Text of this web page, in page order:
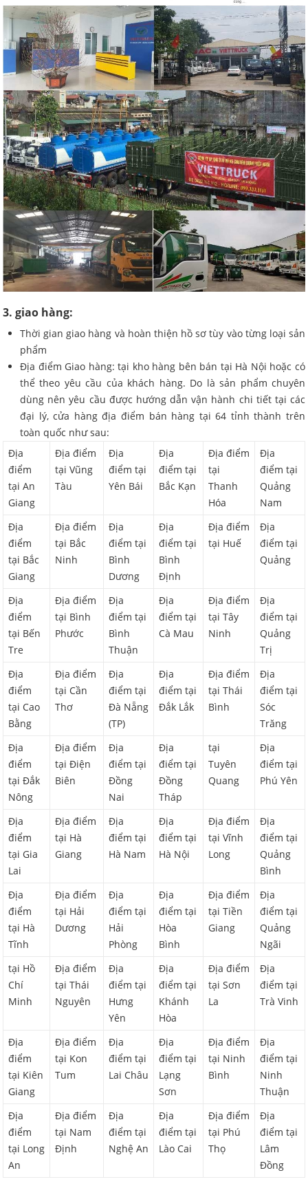
3. giao hàng:
Thời gian giao hàng và hoàn thiện hồ sơ tùy vào từng loại sản
phẩm
Địa điểm Giao hàng: tại kho hàng bên bán tại Hà Nội hoặc có
thể theo yêu cầu của khách hàng. Do là sản phẩm chuyên
dùng nên yêu cầu được hướng dẫn vận hành chi tiết tại các
đại lý, cửa hàng địa điểm bán hàng tại 64 tỉnh thành trên
toàn quốc như sau:
Địa
điểm
tại An
Giang
Địa điểm
tại Vũng
Tàu
Địa
điểm tại
Yên Bái
Địa
điểm tại
Bắc Kạn
Địa điểm
tại
Thanh
Hóa
Địa
điểm tại
Quảng
Nam
Địa
điểm
tại Bắc
Giang
Địa điểm
tại Bắc
Ninh
Địa
điểm tại
Bình
Dương
Địa
điểm tại
Bình
Định
Địa điểm
tại Huế
Địa
điểm tại
Quảng
Địa
điểm
tại Bến
Tre
Địa điểm
tại Bình
Phước
Địa
điểm tại
Bình
Thuận
Địa
điểm tại
Cà Mau
Địa điểm
tại Tây
Ninh
Địa
điểm tại
Quảng
Trị
Địa
điểm
tại Cao
Bằng
Địa điểm
tại Cần
Thơ
Địa
điểm tại
Đà Nẵng
(TP)
Địa
điểm tại
Đắk Lắk
Địa điểm
tại Thái
Bình
Địa
điểm tại
Sóc
Trăng
Địa
điểm
tại Đắk
Nông
Địa điểm
tại Điện
Biên
Địa
điểm tại
Đồng
Nai
Địa
điểm tại
Đồng
Tháp
tại
Tuyên
Quang
Địa
điểm tại
Phú Yên
Địa
điểm
tại Gia
Lai
Địa điểm
tại Hà
Giang
Địa
điểm tại
Hà Nam
Địa
điểm tại
Hà Nội
Địa điểm
tại Vĩnh
Long
Địa
điểm tại
Quảng
Bình
Địa
điểm
tại Hà
Tĩnh
Địa điểm
tại Hải
Dương
Địa
điểm tại
Hải
Phòng
Địa
điểm tại
Hòa
Bình
Địa điểm
tại Tiền
Giang
Địa
điểm tại
Quảng
Ngãi
tại Hồ
Chí
Minh
Địa điểm
tại Thái
Nguyên
Địa
điểm tại
Hưng
Yên
Địa
điểm tại
Khánh
Hòa
Địa điểm
tại Sơn
La
Địa
điểm tại
Trà Vinh
Địa
điểm
tại Kiên
Giang
Địa điểm
tại Kon
Tum
Địa
điểm tại
Lai Châu
Địa
điểm tại
Lạng
Sơn
Địa điểm
tại Ninh
Bình
Địa
điểm tại
Ninh
Thuận
Địa
điểm
tại Long
An
Địa điểm
tại Nam
Định
Địa
điểm tại
Nghệ An
Địa
điểm tại
Lào Cai
Địa điểm
tại Phú
Thọ
Địa
điểm tại
Lâm
Đồng